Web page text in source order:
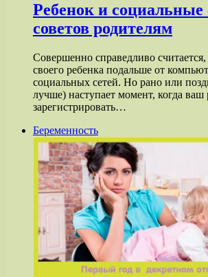
Ребенок и социальные
советов родителям
Совершенно справедливо
своего ребенка подальше от
социальных сетей. Но рано или
лучше) наступает момент, когда ваш
зарегистрировать…
Беременность